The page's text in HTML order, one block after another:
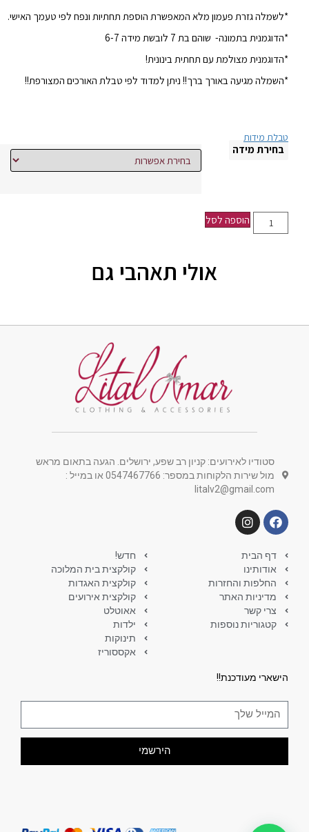
*לשמלה גזרת פעמון מלא המאפשרת הוספת תחתיות ונפח לפי טעמך האישי.
*הדוגמנית בתמונה- שוהם בת 7 לובשת מידה 6-7
*הדוגמנית מצולמת עם תחתית בינונית!
*השמלה מגיעה באורך ברך!! ניתן למדוד לפי טבלת האורכים המצורפת!!
טבלת מידות
בחירת מידה
הוספה לסל
אולי תאהבי גם
סטודיו לאירועים: קניון רב שפע, ירושלים. הגעה בתאום מראש
מול שירות הלקוחות במספר: 0547467766 או במייל :
litalv2@gmail.com
דף הבית
אודותינו
החלפות והחזרות
מדיניות האתר
צרי קשר
קטגוריות נוספות
חדש!
קולקצית בית המלוכה
קולקצית האגדות
קולקצית אירועים
אאוטלט
ילדות
תינוקות
אקססוריז
הישארי מעודכנת!!
הירשמי